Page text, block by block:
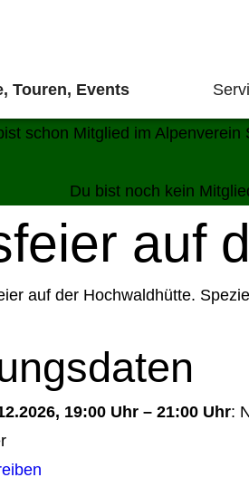
Touren, Events
schon Mitglied im
Du bist noch kein
auf
auf der Hochwaldhütte.
19:00 Uhr – 21:00 Uhr: